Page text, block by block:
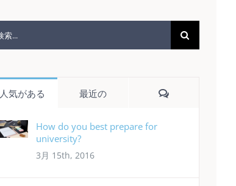
人気がある
最近の
コ
How do you best prepare for
university?
3月 15th, 2016